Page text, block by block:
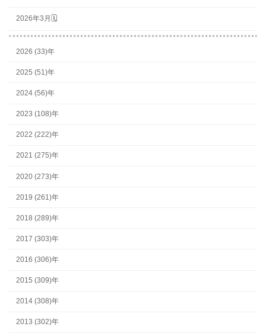
2026年3月🗓
2026 (33)年
2025 (51)年
2024 (56)年
2023 (108)年
2022 (222)年
2021 (275)年
2020 (273)年
2019 (261)年
2018 (289)年
2017 (303)年
2016 (306)年
2015 (309)年
2014 (308)年
2013 (302)年